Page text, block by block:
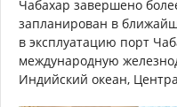
Чабахар завершено
запланирован в
в эксплуатацию порт
международную
Индийский океан,